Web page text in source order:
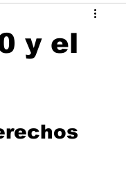
diversidad sexual
y el